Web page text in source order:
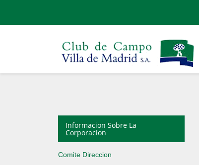
Informacion Sobre La
Corporacion
Comite Direccion